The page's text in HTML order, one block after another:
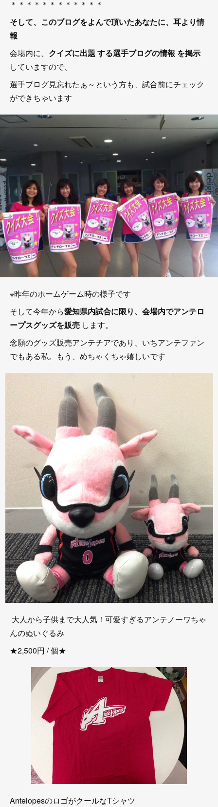
＊＊＊＊＊＊＊＊＊＊＊＊
そして、このブログをよんで頂いたあなたに、耳より情
報
会場内に、 クイズに出題 する選手ブログの情報 を掲示
していますので、
選手ブログ見忘れたぁ～という方も、試合前にチェック
ができちゃいます
※昨年のホームゲーム時の様子です
そして今年から愛知県内試合に限り、会場内でアンテロ
ープスグッズを販売 します。
念願のグッズ販売アンテチアであり、いちアンテファン
でもある私。もう、めちゃくちゃ嬉しいです
大人から子供まで大人気！可愛すぎるアンテノーワちゃ
んのぬいぐるみ
★2,500円 / 個★
AntelopesのロゴがクールなTシャツ